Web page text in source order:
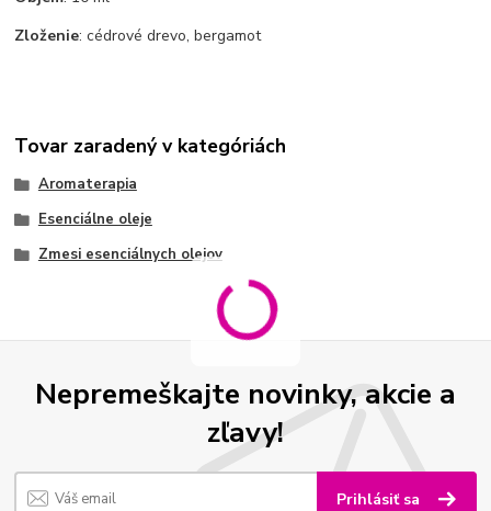
Zloženie: cédrové drevo, bergamot
Tovar zaradený v kategóriách
Aromaterapia
Esenciálne oleje
Zmesi esenciálnych olejov
Nepremeškajte novinky, akcie a
zľavy!
Prihlásiť sa